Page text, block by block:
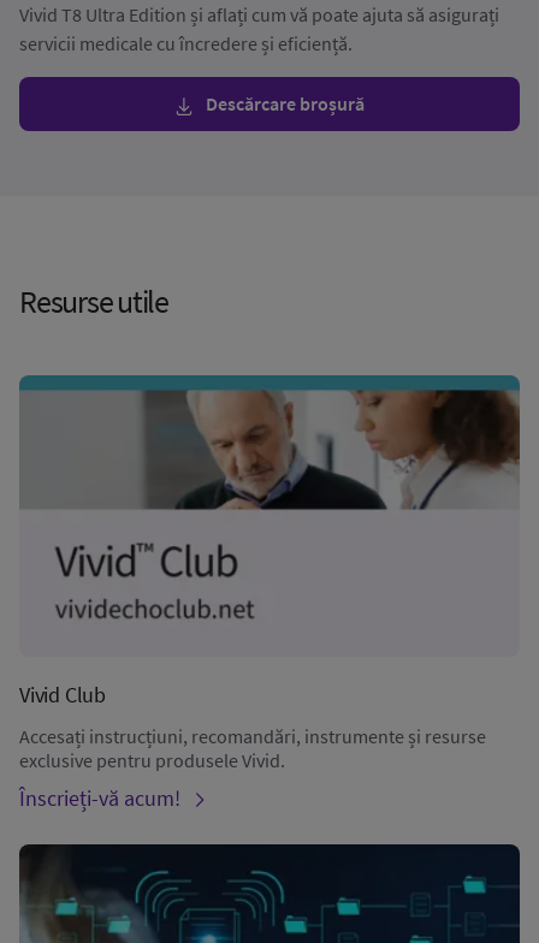
Vivid T8 Ultra Edition și aflați cum vă poate ajuta să asigurați
servicii medicale cu încredere și eficiență.
Descărcare broșură
Resurse utile
Vivid Club
Accesați instrucțiuni, recomandări, instrumente și resurse
exclusive pentru produsele Vivid.
Înscrieți-vă acum!